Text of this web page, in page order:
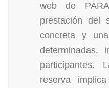
web de
prestación del
concreta y
determinadas,
participantes.
reserva